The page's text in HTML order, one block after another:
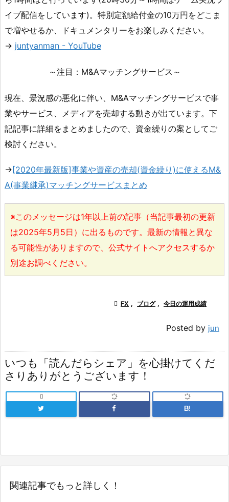
イブ配信をしています)。特別定額給付金の10万円をどこま
で増やせるか、ドキュメンタリーをお楽しみください。
→ juntyanman - YouTube
～注目：M&Aマッチングサービス～
現在、景況感の悪化に伴い、M&Aマッチングサービスで事
業やサービス、メディアを売却する動きが出ています。下
記記事に詳細をまとめましたので、資金繰りの案としてご
検討ください。
→ [2020年最新版]事業や資産の売却(資金繰り)に使えるM&
A(事業継承)マッチングサービスまとめ
※このメッセージは1年以上前の記事（当記事最初の更新
は2025年5月5日）に出るものです。最新の情報と異な
る可能性がありますので、公式サイトへアクセスするか
別途お調べください。
 FX , ブログ , 今日の運用成績
Posted by jun
いつも「読んだらシェア」を心掛けてくだ
さりありがとうございます！

B!
関連記事でもっと詳しく！